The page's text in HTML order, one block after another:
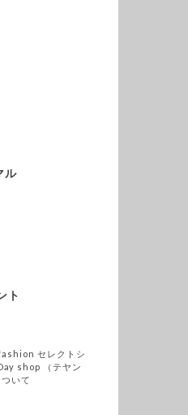
ル
ト
セレクトシ
shop （テヤン
いて